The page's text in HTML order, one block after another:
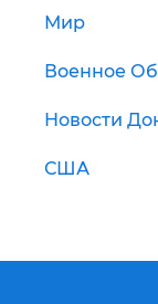
Мир
Военное
Новости
США